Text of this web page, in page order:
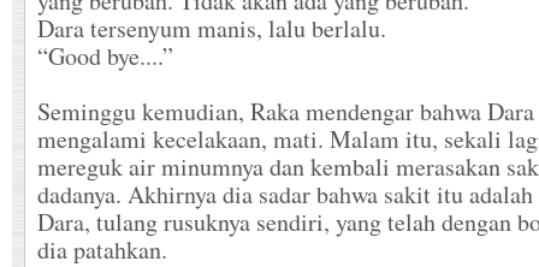
Dara tersenyum manis, lalu berlalu.
“Good bye....”
Seminggu kemudian, Raka mendengar bahwa Dara
mengalami kecelakaan, mati. Malam itu, sekali
mereguk air minumnya dan kembali merasakan
dadanya. Akhirnya dia sadar bahwa sakit itu adalah
Dara, tulang rusuknya sendiri, yang telah dengan
dia patahkan.